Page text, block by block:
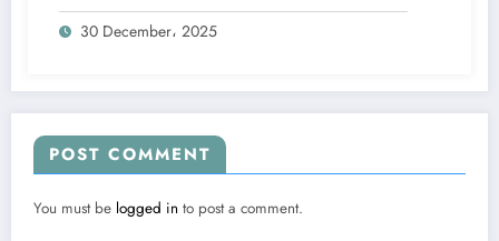
30 December، 2025
POST COMMENT
You must be logged in to post a comment.